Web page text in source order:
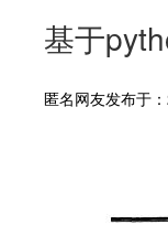
基于
匿名网友发布于